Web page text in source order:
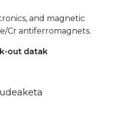
and magnetic
Cr antiferromagnets.
out datak